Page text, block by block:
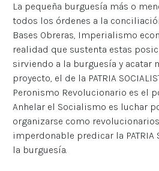
La pequeña burguesía más o
todos los órdenes a la
Bases Obreras, Imperialismo
realidad que sustenta estas
sirviendo a la burguesía y acatar
proyecto, el de la PATRIA
Peronismo Revolucionario es el
Anhelar el Socialismo es luchar
organizarse como
imperdonable predicar la PATRIA
la burguesía.